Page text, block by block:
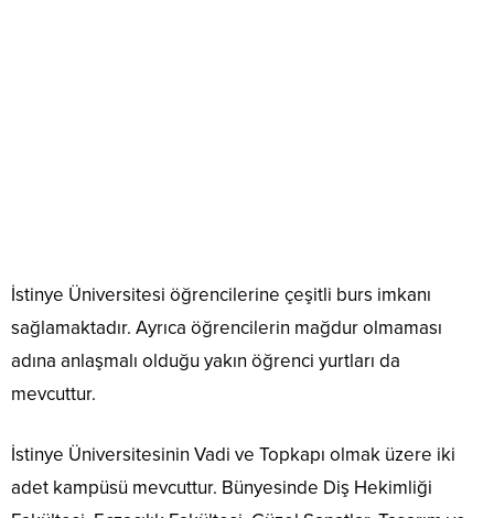
İstinye Üniversitesi öğrencilerine çeşitli burs imkanı
sağlamaktadır. Ayrıca öğrencilerin mağdur olmaması
adına anlaşmalı olduğu yakın öğrenci yurtları da
mevcuttur.
İstinye Üniversitesinin Vadi ve Topkapı olmak üzere iki
adet kampüsü mevcuttur. Bünyesinde Diş Hekimliği